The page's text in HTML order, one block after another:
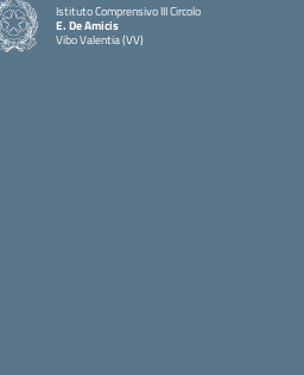
Istituto Comprensivo III Circolo
E. De Amicis
Vibo Valentia (VV)